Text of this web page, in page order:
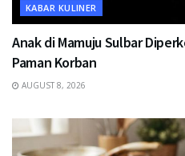
KABAR KULINER
Anak di Mamuju Sulbar
Paman Korban
AUGUST 8, 2026